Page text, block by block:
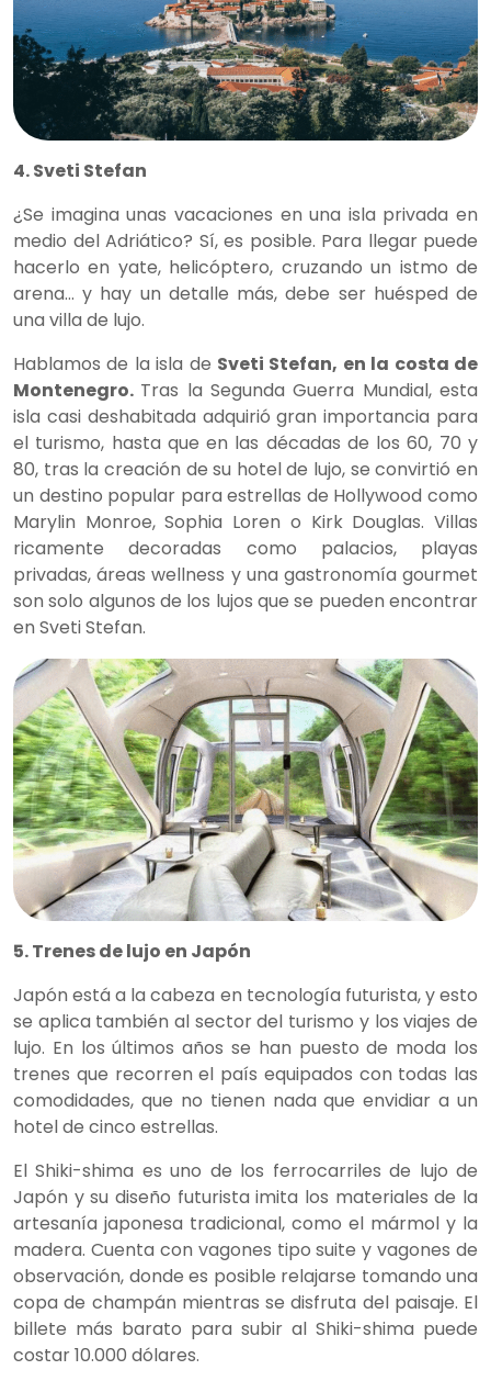
4. Sveti Stefan
¿Se imagina unas vacaciones en una isla privada en
medio del Adriático? Sí, es posible. Para llegar puede
hacerlo en yate, helicóptero, cruzando un istmo de
arena… y hay un detalle más, debe ser huésped de
una villa de lujo.
Hablamos de la isla de Sveti Stefan, en la costa de
Montenegro. Tras la Segunda Guerra Mundial, esta
isla casi deshabitada adquirió gran importancia para
el turismo, hasta que en las décadas de los 60, 70 y
80, tras la creación de su hotel de lujo, se convirtió en
un destino popular para estrellas de Hollywood como
Marylin Monroe, Sophia Loren o Kirk Douglas. Villas
ricamente decoradas como palacios, playas
privadas, áreas wellness y una gastronomía gourmet
son solo algunos de los lujos que se pueden encontrar
en Sveti Stefan.
5. Trenes de lujo en Japón
Japón está a la cabeza en tecnología futurista, y esto
se aplica también al sector del turismo y los viajes de
lujo. En los últimos años se han puesto de moda los
trenes que recorren el país equipados con todas las
comodidades, que no tienen nada que envidiar a un
hotel de cinco estrellas.
El Shiki-shima es uno de los ferrocarriles de lujo de
Japón y su diseño futurista imita los materiales de la
artesanía japonesa tradicional, como el mármol y la
madera. Cuenta con vagones tipo suite y vagones de
observación, donde es posible relajarse tomando una
copa de champán mientras se disfruta del paisaje. El
billete más barato para subir al Shiki-shima puede
costar 10.000 dólares.